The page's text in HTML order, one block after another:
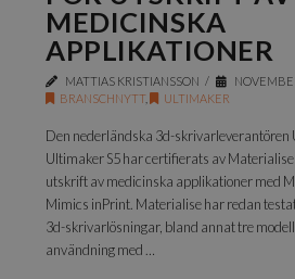
MEDICINSKA
APPLIKATIONER
MATTIAS KRISTIANSSON
BRANSCHNYTT, ULTIMAKER
Den nederländska 3d-
Ultimaker S5 har certifierats av
utskrift av medicinska applikationer med
Mimics inPrint. Materialise har redan
3d-skrivarlösningar, bland annat tre
användning med …